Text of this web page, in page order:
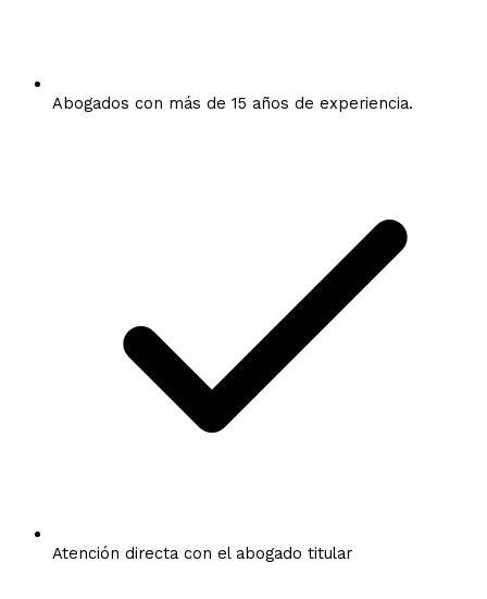
Abogados con más de 15 años de experiencia.
Atención directa con el abogado titular